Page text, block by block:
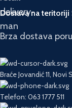
Dostava na teritoriji
Brza dostava
Braće Jovandić 11, Novi
Telefon: 063 1777 511